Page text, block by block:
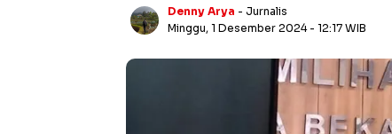
Denny Arya - Jurnalis
Minggu, 1 Desember 2024 - 12:17 WIB